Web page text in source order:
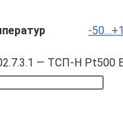
-
— ТСП-Н Pt500